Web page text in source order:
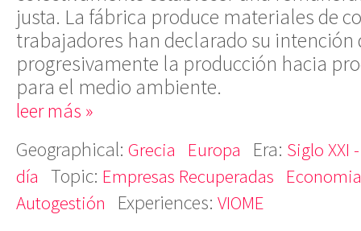
justa. La fábrica produce materiales de
trabajadores han declarado su intención
progresivamente la producción hacia
para el medio ambiente.
leer más »
Geographical: Grecia Europa Era: Siglo XXI
día Topic: Empresas Recuperadas
Autogestión
Experiences: VIOME